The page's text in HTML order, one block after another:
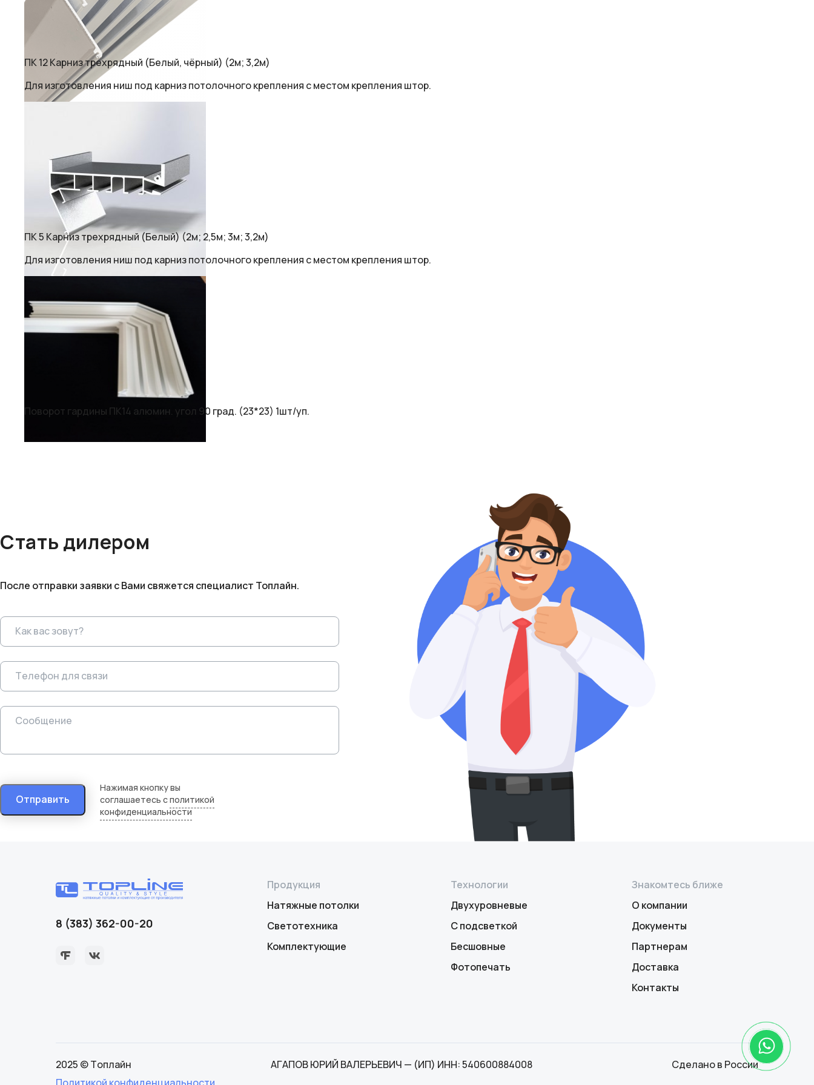
ПК 12 Карниз трехрядный (Белый, чёрный) (2м; 3,2м)
Для изготовления ниш под карниз потолочного крепления с местом крепления штор.
ПК 5 Карниз трехрядный (Белый) (2м; 2,5м; 3м; 3,2м)
Для изготовления ниш под карниз потолочного крепления с местом крепления штор.
Поворот гардины ПК14 алюмин. угол 90 град. (23*23) 1шт/уп.
Стать дилером
После отправки заявки с Вами свяжется специалист Топлайн.
Отправить
Нажимая кнопку вы
соглашаетесь сполитикой
конфиденциальности
8 (383) 362-00-20
Продукция
Натяжные потолки
Светотехника
Комплектующие
Технологии
Двухуровневые
С подсветкой
Бесшовные
Фотопечать
Знакомтесь ближе
О компании
Документы
Партнерам
Доставка
Контакты
2025 © Топлайн АГАПОВ ЮРИЙ ВАЛЕРЬЕВИЧ — (ИП) ИНН: 540600884008
Сделано в России